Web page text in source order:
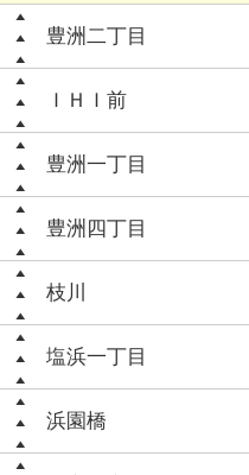
豊洲二丁目
ＩＨＩ前
豊洲一丁目
豊洲四丁目
枝川
塩浜一丁目
浜園橋